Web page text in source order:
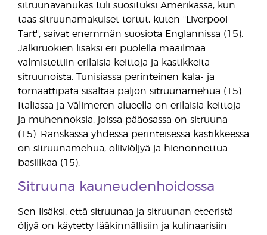
sitruunavanukas tuli suosituksi Amerikassa, kun
taas sitruunamakuiset tortut, kuten "Liverpool
Tart", saivat enemmän suosiota Englannissa (15).
Jälkiruokien lisäksi eri puolella maailmaa
valmistettiin erilaisia keittoja ja kastikkeita
sitruunoista. Tunisiassa perinteinen kala- ja
tomaattipata sisältää paljon sitruunamehua (15).
Italiassa ja Välimeren alueella on erilaisia keittoja
ja muhennoksia, joissa pääosassa on sitruuna
(15). Ranskassa yhdessä perinteisessä kastikkeessa
on sitruunamehua, oliiviöljyä ja hienonnettua
basilikaa (15).
Sitruuna kauneudenhoidossa
Sen lisäksi, että sitruunaa ja sitruunan eteeristä
öljyä on käytetty lääkinnällisiin ja kulinaarisiin